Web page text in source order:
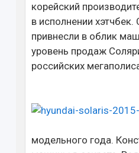
корейский
в исполнении
привнесли в облик
уровень продаж
российских
модельного года.